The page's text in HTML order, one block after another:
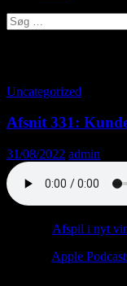
Søg
efter:
Uncategorized
Afsnit 331:
31/08/2022 admin
Afspil i nyt
Apple